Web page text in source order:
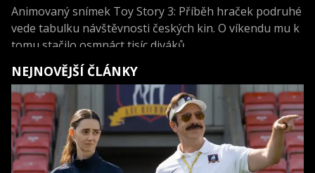
Animovaný snímek Toy Story 3: Příběh hraček podruhé
vede tabulku návštěvnosti českých kin. O víkendu mu k
tomu stačilo osmnáct tisíc diváků.
NEJNOVĚJŠÍ ČLÁNKY